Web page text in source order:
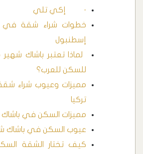
· إكي تلي
‏خطوات شراء شقة في
إسطنبول
لماذا تعتبر باشاك
للسكن للعرب؟
مميزات وعيوب شراء
تركيا
مميزات السكن في
عيوب السكن في باشاك
كيف تختار الشقة